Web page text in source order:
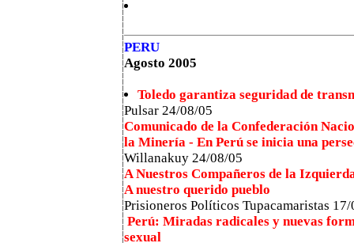
PERU
Agosto 2005
Toledo garantiza seguridad de
Pulsar 24/08/05
Comunicado de la Confederación
la Minería - En Perú se inicia una
Willanakuy 24/08/05
A Nuestros Compañeros de la
A nuestro querido pueblo
Prisioneros Políticos Tupacamaristas
Perú: Miradas radicales y nuevas
sexual